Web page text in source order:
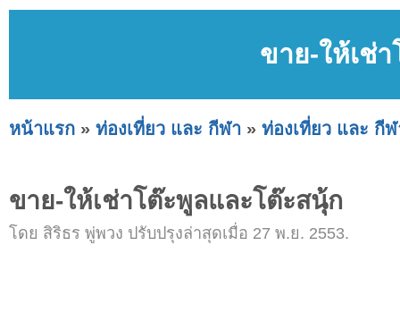
ขาย-ให้เช่
หน้าแรก » ท่องเที่ยว และ กีฬา » ท่องเที่ยว และ กี
ขาย-ให้เช่าโต๊ะพูลและโต๊ะสนุ้ก
โดย สิริธร พู่พวง ปรับปรุงล่าสุดเมื่อ 27 พ.ย. 2553.